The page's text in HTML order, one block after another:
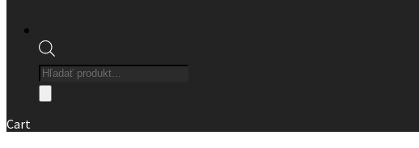
Products
search
Cart